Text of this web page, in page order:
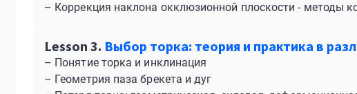
– Коррекция наклона окклюзионной плоскости - методы
Lesson 3. Выбор торка: теория и практика в
– Понятие торка и инклинация
– Геометрия паза брекета и дуг